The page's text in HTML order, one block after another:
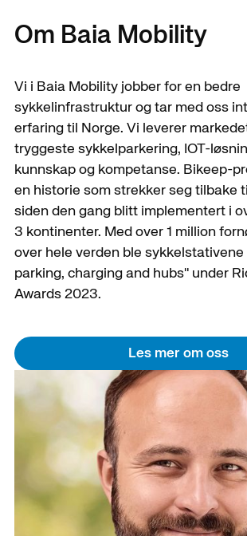
Om Baia Mobility
Vi i Baia Mobility jobber for en bedre
sykkelinfrastruktur og tar med oss
erfaring til Norge. Vi leverer
tryggeste sykkelparkering, IOT-
kunnskap og kompetanse. Bikeep-
en historie som strekker seg tilbake
siden den gang blitt implementert i
3 kontinenter. Med over 1 million
over hele verden ble
parking, charging and hubs" under
Awards 2023.
Les mer om oss